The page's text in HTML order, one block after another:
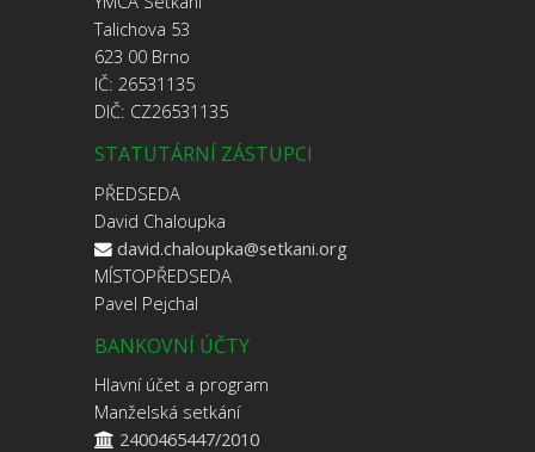
Talichova 53
623 00 Brno
IČ: 26531135
DIČ: CZ26531135
STATUTÁRNÍ ZÁSTUPCI
PŘEDSEDA
David Chaloupka
david.chaloupka@setkani.org
MÍSTOPŘEDSEDA
Pavel Pejchal
BANKOVNÍ ÚČTY
Hlavní účet a program
Manželská setkání
2400465447/2010